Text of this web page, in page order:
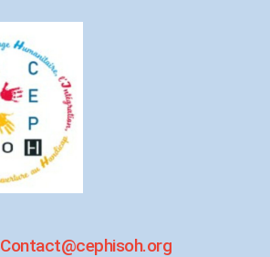
Contact@cephisoh.org